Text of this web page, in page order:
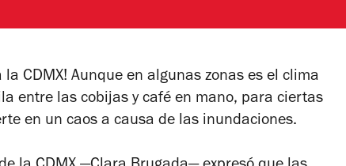
CDMX! Aunque en algunas zonas es el clima
entre las cobijas y café en mano, para ciertas
en un caos a causa de las inundaciones.